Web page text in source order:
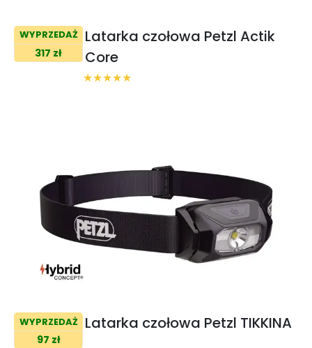
WYPRZEDAŻ
317 zł
Latarka czołowa Petzl Actik
Core
WYPRZEDAŻ
97 zł
Latarka czołowa Petzl TIKKINA